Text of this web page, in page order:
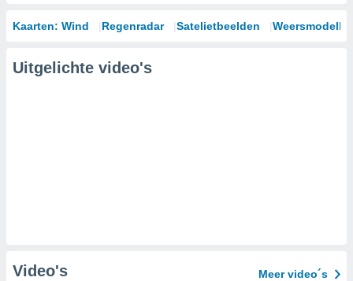
Kaarten: Wind Regenradar Satelietbeelden
Uitgelichte video's
Video's Meer video´s